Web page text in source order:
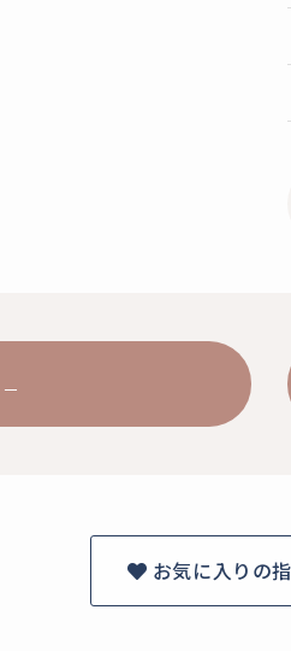
お気に入りの